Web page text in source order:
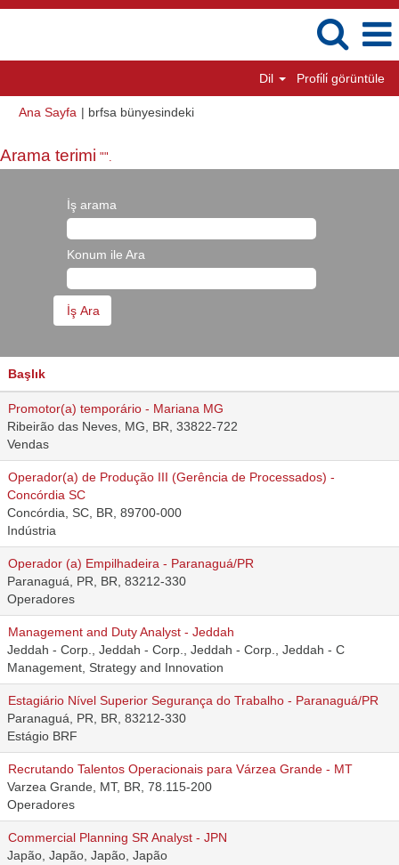
Dil Profi̇li̇ görüntüle
Ana Sayfa | brfsa bünyesindeki(mevcut
Arama terimi "".
İş arama
Konum ile Ara
Başlık
Promotor(a) temporário - Mariana MG
Ribeirão das Neves, MG, BR, 33822-722
Vendas
Operador(a) de Produção III (Gerência de Processados) -
Concórdia SC
Concórdia, SC, BR, 89700-000
Indústria
Operador (a) Empilhadeira - Paranaguá/PR
Paranaguá, PR, BR, 83212-330
Operadores
Management and Duty Analyst - Jeddah
Jeddah - Corp., Jeddah - Corp., Jeddah - Corp., Jeddah - C
Management, Strategy and Innovation
Estagiário Nível Superior Segurança do Trabalho - Paranaguá/PR
Paranaguá, PR, BR, 83212-330
Estágio BRF
Recrutando Talentos Operacionais para Várzea Grande - MT
Varzea Grande, MT, BR, 78.115-200
Operadores
Commercial Planning SR Analyst - JPN
Japão, Japão, Japão, Japão